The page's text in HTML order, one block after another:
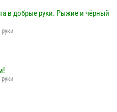
в добрые руки. Рыжие и чёрный